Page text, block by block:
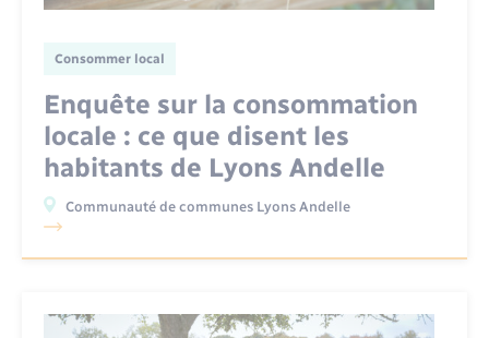
Consommer local
Enquête sur la consommation
locale : ce que disent les
habitants de Lyons Andelle
Communauté de communes Lyons Andelle